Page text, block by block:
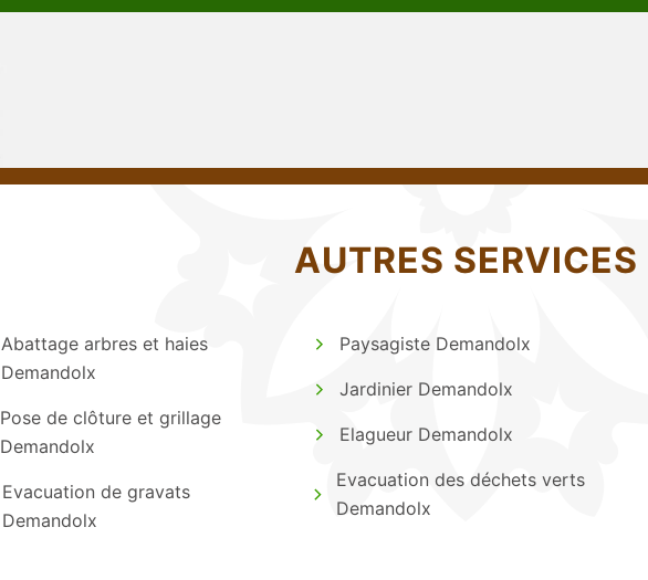
AUTRES SERVICES
Abattage arbres et haies
Demandolx
Pose de clôture et grillage
Demandolx
Evacuation de gravats
Demandolx
Paysagiste Demandolx
Jardinier Demandolx
Elagueur Demandolx
Evacuation des déchets verts
Demandolx